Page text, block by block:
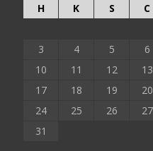
H
K S C
3
4 5 6
10
11 12 13
17
18 19 20
24
25 26 27
31